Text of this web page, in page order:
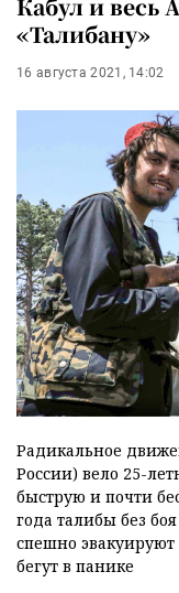
Кабул и весь
«Талибану»
16 августа 2021, 14:02
Радикальное
России) вело 25-
быструю и почти
года талибы без
спешно
бегут в панике